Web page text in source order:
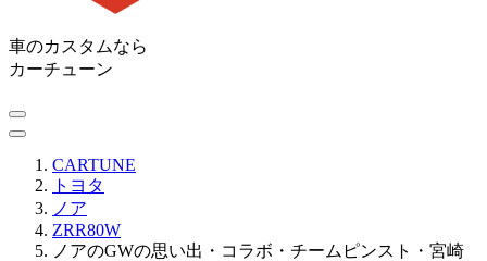
車のカスタムなら
カーチューン
CARTUNE
トヨタ
ノア
ZRR80W
ノアのGWの思い出・コラボ・チームピンスト・宮崎